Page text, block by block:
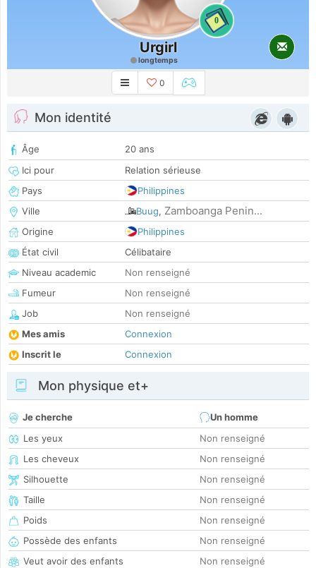
0
Urgirl
longtemps
0
Mon identité
Âge
20 ans
Ici pour
Relation sérieuse
Pays
Philippines
Ville
Buug, Zamboanga Penin...
Origine
Philippines
État civil
Célibataire
Niveau academic
Non renseigné
Fumeur
Non renseigné
Job
Non renseigné
Mes amis
Connexion
Inscrit le
Connexion
Mon physique et+
Je cherche
Un homme
Les yeux
Non renseigné
Les cheveux
Non renseigné
Silhouette
Non renseigné
Taille
Non renseigné
Poids
Non renseigné
Possède des enfants
Non renseigné
Veut avoir des enfants
Non renseigné